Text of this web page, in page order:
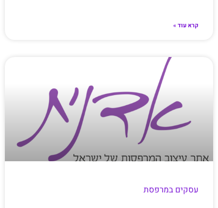
קרא עוד »
עסקים במרפסת